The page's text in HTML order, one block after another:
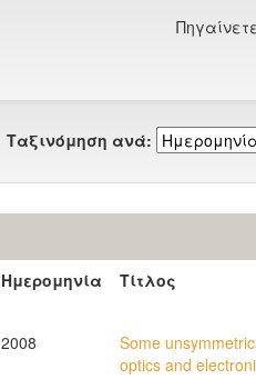
Ταξινόμηση ανά:
Ημερομηνία Τίτλος
2008
Some
optics and